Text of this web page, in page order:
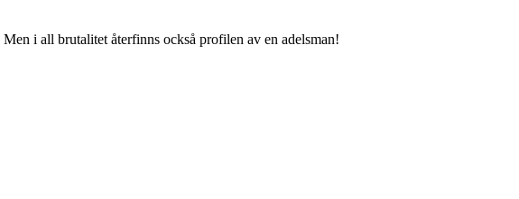
i all brutalitet återfinns också profilen av en adelsman!